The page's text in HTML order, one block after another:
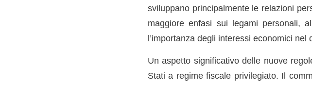
sviluppano principalmente le relazioni
maggiore enfasi sui legami personali,
l’importanza degli interessi economici nel
Un aspetto significativo delle nuove
Stati a regime fiscale privilegiato. Il